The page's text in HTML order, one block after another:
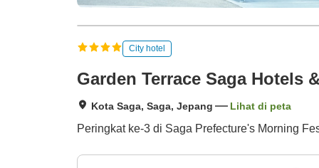
City hotel
Garden Terrace Saga Hotels
Kota Saga, Saga, Jepang Lihat di peta
Peringkat ke-3 di Saga Prefecture's Morning